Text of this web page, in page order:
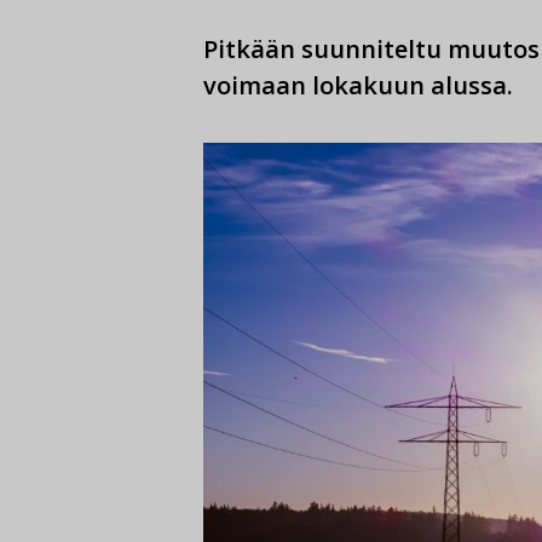
Pitkään suunniteltu
voimaan lokakuun alussa.